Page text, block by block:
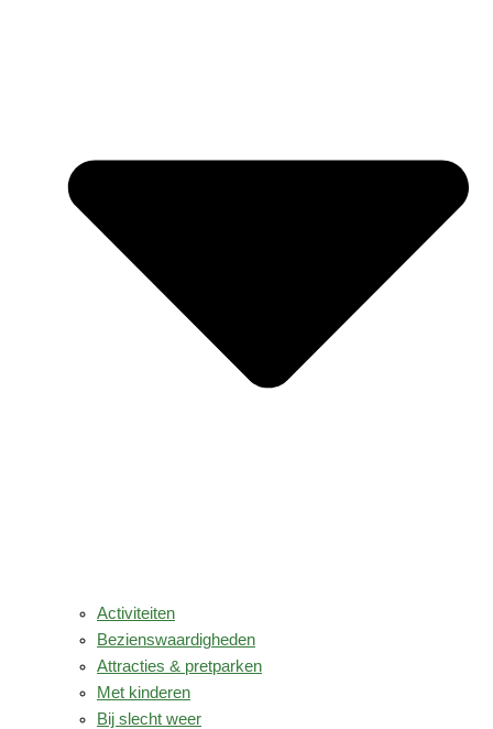
Activiteiten
Bezienswaardigheden
Attracties & pretparken
Met kinderen
Bij slecht weer